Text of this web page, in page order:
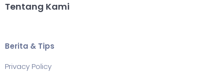
Tentang Kami
Berita & Tips
Privacy Policy